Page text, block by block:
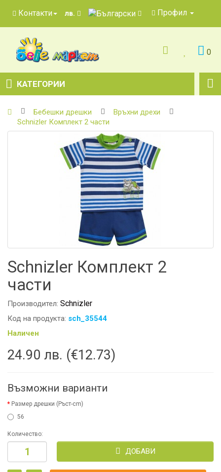
Контакти лв. Профил
0
КАТЕГОРИИ
Бебешки дрешки
Връхни дрехи
Schnizler Комплект 2 части
Schnizler Комплект 2
части
Производител: Schnizler
Код на продукта: sch_35544
Наличен
24.90 лв. (€12.73)
Възможни варианти
Размер дрешки (Ръст-cm)
56
Количество:
ДОБАВИ